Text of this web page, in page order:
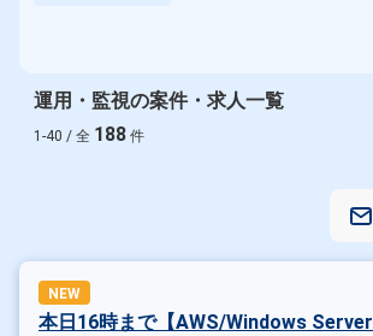
運用・監視の案件・求人一覧
1-40 / 全 188 件
NEW
本日16時まで【AWS/Windows